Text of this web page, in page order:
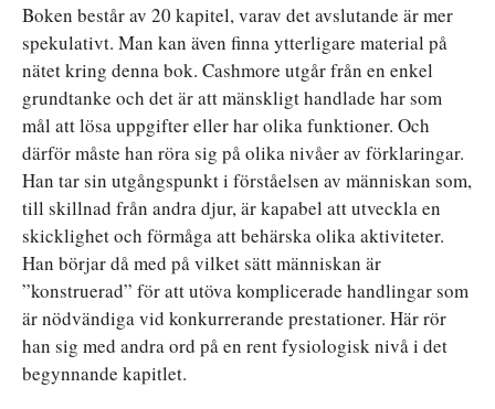
Boken består av 20 kapitel, varav det avslutande är mer
spekulativt. Man kan även finna ytterligare material på
nätet kring denna bok. Cashmore utgår från en enkel
grundtanke och det är att mänskligt handlade har som
mål att lösa uppgifter eller har olika funktioner. Och
därför måste han röra sig på olika nivåer av förklaringar.
Han tar sin utgångspunkt i förståelsen av människan som,
till skillnad från andra djur, är kapabel att utveckla en
skicklighet och förmåga att behärska olika aktiviteter.
Han börjar då med på vilket sätt människan är
”konstruerad” för att utöva komplicerade handlingar som
är nödvändiga vid konkurrerande prestationer. Här rör
han sig med andra ord på en rent fysiologisk nivå i det
begynnande kapitlet.